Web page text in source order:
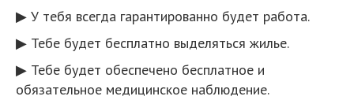
▶ У тебя всегда гарантированно будет работа.
▶ Тебе будет бесплатно выделяться жилье.
▶ Тебе будет обеспечено бесплатное и
обязательное медицинское наблюдение.